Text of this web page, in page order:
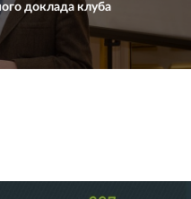
доклада клуба